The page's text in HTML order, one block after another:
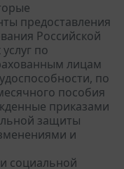
предоставления
Российской
по
лицам
по
пособия
приказами
защиты
и
социальной